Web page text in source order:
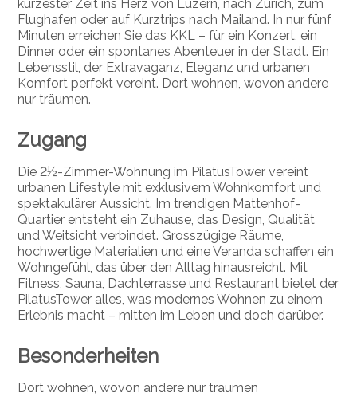
kürzester Zeit ins Herz von Luzern, nach Zürich, zum
Flughafen oder auf Kurztrips nach Mailand. In nur fünf
Minuten erreichen Sie das KKL – für ein Konzert, ein
Dinner oder ein spontanes Abenteuer in der Stadt. Ein
Lebensstil, der Extravaganz, Eleganz und urbanen
Komfort perfekt vereint. Dort wohnen, wovon andere
nur träumen.
Zugang
Die 2½-Zimmer-Wohnung im PilatusTower vereint
urbanen Lifestyle mit exklusivem Wohnkomfort und
spektakulärer Aussicht. Im trendigen Mattenhof-
Quartier entsteht ein Zuhause, das Design, Qualität
und Weitsicht verbindet. Grosszügige Räume,
hochwertige Materialien und eine Veranda schaffen ein
Wohngefühl, das über den Alltag hinausreicht. Mit
Fitness, Sauna, Dachterrasse und Restaurant bietet der
PilatusTower alles, was modernes Wohnen zu einem
Erlebnis macht – mitten im Leben und doch darüber.
Besonderheiten
Dort wohnen, wovon andere nur träumen